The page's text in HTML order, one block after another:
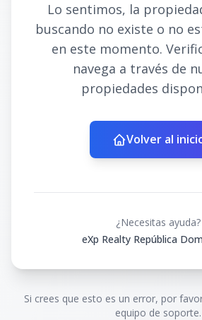
Lo sentimos, la
buscando no existe o no
en este momento.
navega a través de
propiedades
Volver al
¿Necesitas ayuda?
eXp Realty República
Si crees que esto es un error, por
equipo de soporte.